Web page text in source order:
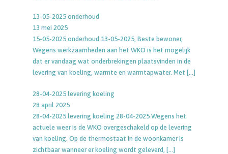
13-05-2025 onderhoud
13 mei 2025
15-05-2025 onderhoud 13-05-2025, Beste bewoner,
Wegens werkzaamheden aan het WKO is het mogelijk
dat er vandaag wat onderbrekingen plaatsvinden in de
levering van koeling, warmte en warmtapwater. Met […]
28-04-2025 levering koeling
28 april 2025
28-04-2025 levering koeling 28-04-2025 Wegens het
actuele weer is de WKO overgeschakeld op de levering
van koeling. Op de thermostaat in de woonkamer is
zichtbaar wanneer er koeling wordt geleverd, […]